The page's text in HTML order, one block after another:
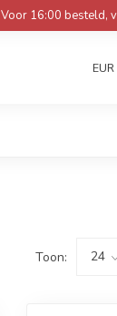
Voor 16:00 besteld,
EUR
Toon: